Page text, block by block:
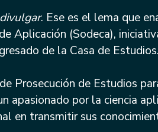
. Ese es el lema que
Aplicación (Sodeca),
de la Casa de Estudios.
Prosecución de Estudios
apasionado por la ciencia
en transmitir sus